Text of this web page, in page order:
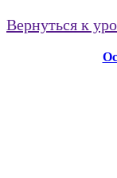
Вернуться к